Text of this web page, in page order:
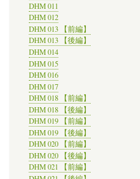
ク
ト
を
の
DHM 011
DHM 012
DHM 013 【前編】
DHM 013 【後編】
DHM 014
DHM 015
DHM 016
DHM 017
DHM 018 【前編】
DHM 018 【後編】
DHM 019 【前編】
DHM 019 【後編】
DHM 020 【前編】
DHM 020 【後編】
DHM 021 【前編】